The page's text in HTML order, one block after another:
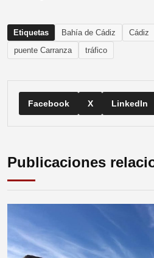
Etiquetas Bahía de Cádiz Cádiz
puente Carranza
tráfico
Facebook X LinkedIn
Publicaciones